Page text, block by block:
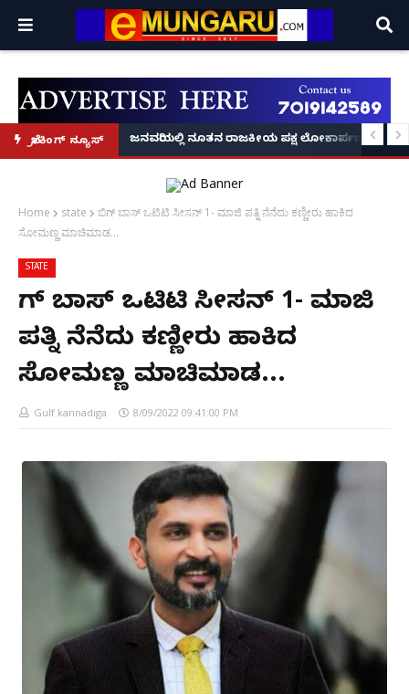
ಬ್ರೇಕಿಂಗ್ ನ್ಯೂಸ್
ಕಥೆ!
8 ಅಡಿಗೂ ಹೆಚ್ಚು ಉದ್ದದ ಕೂದಲು ಬೆಳೆಸಿ ಗಿನ್ನಿಸ್ ವಿಶ್ವ ದಾಖಲೆ ಬರೆದ ಭಾರತದ ರೇಣು
ಜನವರಿಯಲ್ಲಿ ನೂತನ ರಾಜಕೀಯ ಪಕ್ಷ ಲೋಕಾರ್ಪಣೆ – ನಟ
Home state
ಬಿಗ್ ಬಾಸ್ ಒಟಿಟಿ ಸೀಸನ್​ 1- ಮಾಜಿ ಪತ್ನಿ ನೆನೆದು ಕಣ್ಣೀರು ಹಾಕಿದ
ಸೋಮಣ್ಣ ಮಾಚಿಮಾಡ...
STATE
ಬಿಗ್ ಬಾಸ್ ಒಟಿಟಿ ಸೀಸನ್​ 1- ಮಾಜಿ
ಪತ್ನಿ ನೆನೆದು ಕಣ್ಣೀರು ಹಾಕಿದ
ಸೋಮಣ್ಣ ಮಾಚಿಮಾಡ...
Gulf kannadiga 8/09/2022 09:41:00 PM